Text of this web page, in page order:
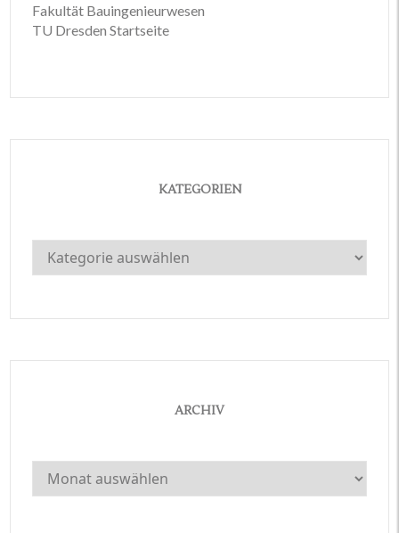
Fakultät Bauingenieurwesen
TU Dresden Startseite
KATEGORIEN
Kategorien
ARCHIV
Archiv